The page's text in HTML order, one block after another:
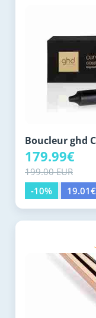
Boucleur ghd
179.99€
199.00 EUR
-10%